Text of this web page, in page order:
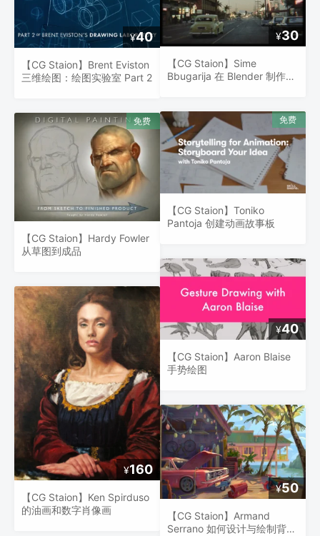
¥40
【CG Staion】Brent Eviston
三维绘图：绘图实验室 Part 2
【CG Staion】Hardy Fowler
从草图到成品
¥160
【CG Staion】Ken Spirduso
的油画和数字肖像画
¥30
【CG Staion】Sime
Bbugarija 在 Blender 制作
【CG Staion】Toniko
Pantoja 创建动画故事板
¥40
【CG Staion】Aaron Blaise
手势绘图
¥50
【CG Staion】Armand
Serrano 如何设计与绘制背景